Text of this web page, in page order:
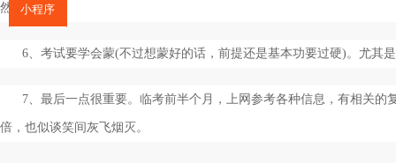
然最好。
6、考试要学会蒙(不过想蒙好的话，前提还是基本功要过硬)。尤其
7、最后一点很重要。临考前半个月，上网参考各种信息，有相关
倍，也似谈笑间灰飞烟灭。
小程序